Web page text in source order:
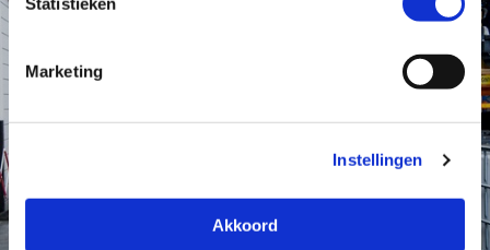
Marketing
Instellingen
Akkoord